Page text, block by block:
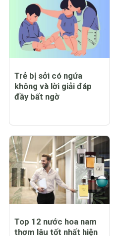
Trẻ bị sởi có ngứa
không và lời giải đáp
đầy bất ngờ
Top 12 nước hoa nam
thơm lâu tốt nhất hiện